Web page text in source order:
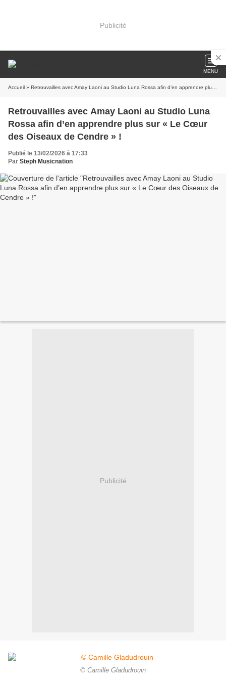
Publicité
MENU
Accueil » Retrouvailles avec Amay Laoni au Studio Luna Rossa afin d’en apprendre plus sur « Le Cœur des Oiseaux de Cendre » !
Retrouvailles avec Amay Laoni au Studio Luna
Rossa afin d’en apprendre plus sur « Le Cœur
des Oiseaux de Cendre » !
Publié le 13/02/2026 à 17:33
Par Steph Musicnation
Publicité
© Camille Gladudrouin